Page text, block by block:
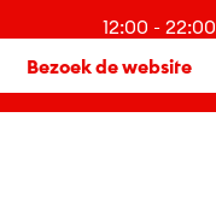
12:00 - 22:00
Bezoek de website